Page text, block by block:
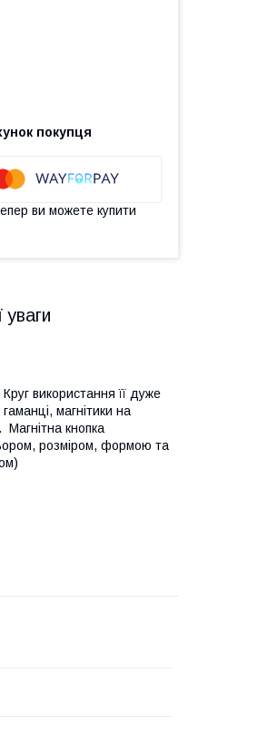
покупця
ви можете купити
використання її дуже
магнітики на
кнопка
розміром, формою та